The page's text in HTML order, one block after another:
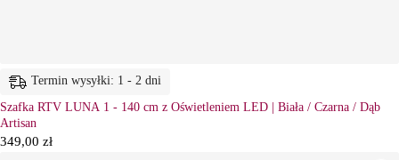
Termin wysyłki: 1 - 2 dni
Szafka RTV LUNA 1 - 140 cm z Oświetleniem LED | Biała / Czarna / Dąb
Artisan
349,00 zł